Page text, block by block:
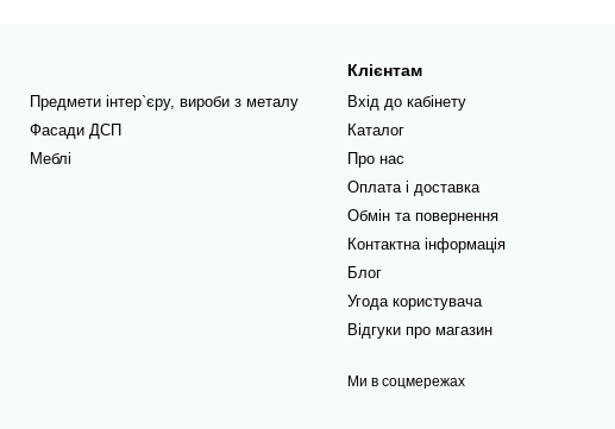
Предмети інтер`єру, вироби з металу
Фасади ДСП
Меблі
Клієнтам
Вхід до кабінету
Каталог
Про нас
Оплата і доставка
Обмін та повернення
Контактна інформація
Блог
Угода користувача
Відгуки про магазин
Ми в соцмережах